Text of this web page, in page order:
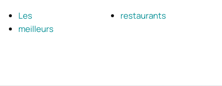
Les
meilleurs
restaurants